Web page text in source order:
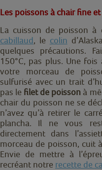
Les poissons à chair fine
La cuisson de poisson
cabillaud, le colin d’Alaska
quelques précautions.
150°C, pas plus. Une
votre morceau de
sulfurisé avec un trait
pas le filet de poisson à
chair du poisson ne se
n’avez qu’à retirer le
plancha. Il ne vous
directement dans
morceau de poisson, cuit
Envie de mettre à
recréant notre recette de